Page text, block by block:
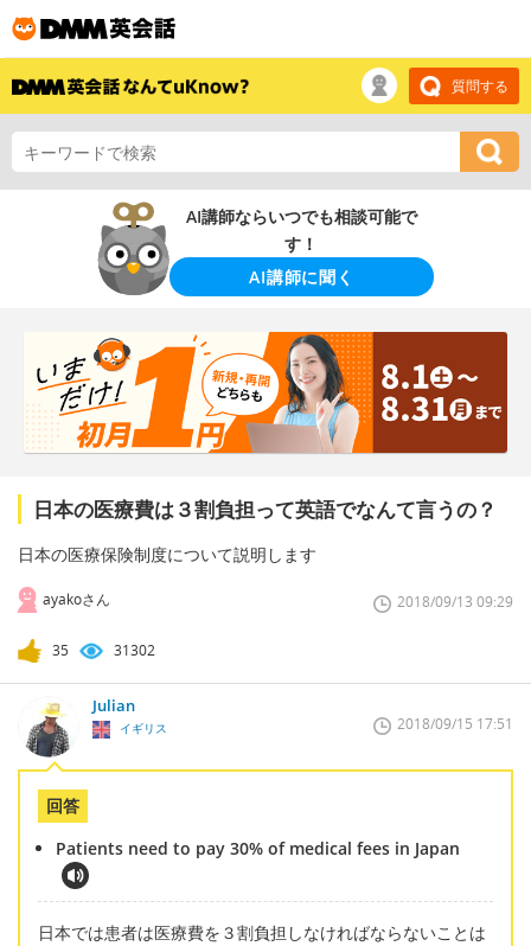
質問する
AI講師ならいつでも相談可能で
す！
AI講師に聞く
日本の医療費は３割負担って英語でなんて言うの？
日本の医療保険制度について説明します
ayakoさん 2018/09/13 09:29
35 31302
Julian
イギリス 2018/09/15 17:51
回答
Patients need to pay 30% of medical fees in Japan
日本では患者は医療費を３割負担しなければならないことは